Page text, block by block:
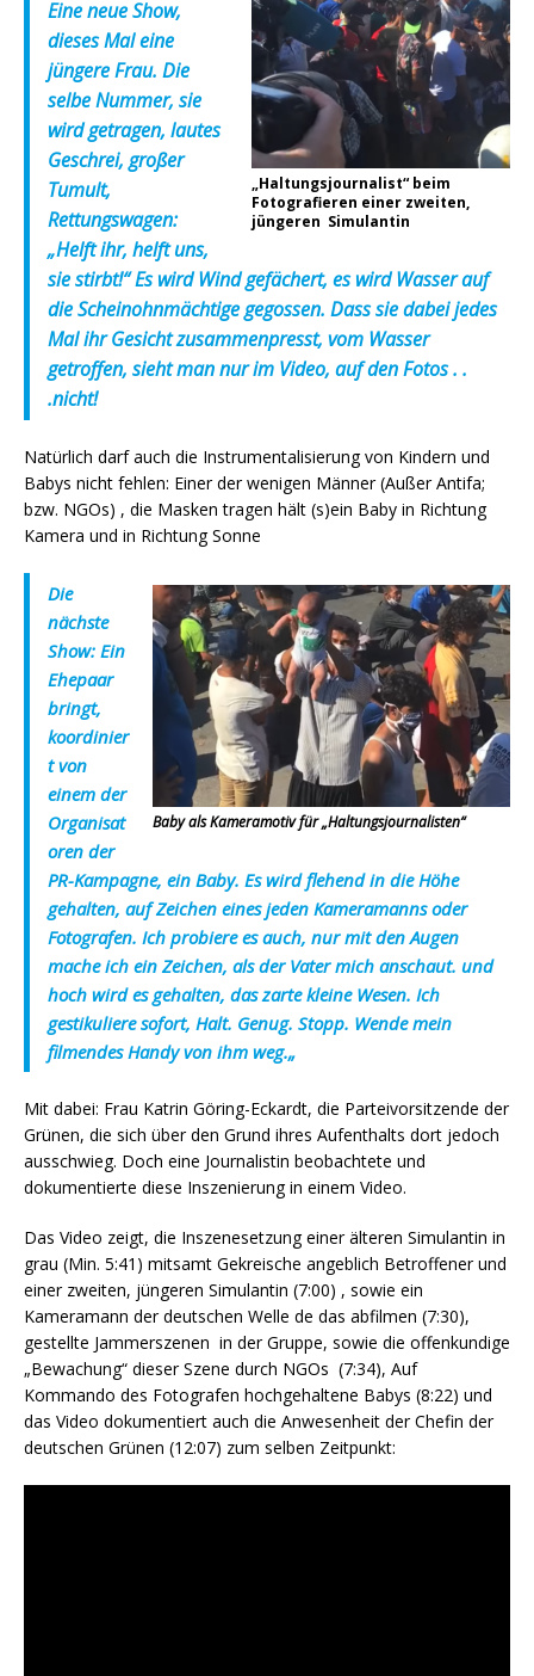
„Haltungsjournalist“ beim
Fotografieren einer zweiten,
jüngeren Simulantin
Eine neue Show,
dieses Mal eine
jüngere Frau. Die
selbe Nummer, sie
wird getragen, lautes
Geschrei, großer
Tumult,
Rettungswagen:
„Helft ihr, helft uns,
sie stirbt!“ Es wird Wind gefächert, es wird Wasser auf
die Scheinohnmächtige gegossen. Dass sie dabei jedes
Mal ihr Gesicht zusammenpresst, vom Wasser
getroffen, sieht man nur im Video, auf den Fotos . .
.nicht!
Natürlich darf auch die Instrumentalisierung von Kindern und
Babys nicht fehlen: Einer der wenigen Männer (Außer Antifa;
bzw. NGOs) , die Masken tragen hält (s)ein Baby in Richtung
Kamera und in Richtung Sonne
Baby als Kameramotiv für „Haltungsjournalisten“
Die
nächste
Show: Ein
Ehepaar
bringt,
koordinier
t von
einem der
Organisat
oren der
PR-Kampagne, ein Baby. Es wird flehend in die Höhe
gehalten, auf Zeichen eines jeden Kameramanns oder
Fotografen. Ich probiere es auch, nur mit den Augen
mache ich ein Zeichen, als der Vater mich anschaut. und
hoch wird es gehalten, das zarte kleine Wesen. Ich
gestikuliere sofort, Halt. Genug. Stopp. Wende mein
filmendes Handy von ihm weg.„
Mit dabei: Frau Katrin Göring-Eckardt, die Parteivorsitzende der
Grünen, die sich über den Grund ihres Aufenthalts dort jedoch
ausschwieg. Doch eine Journalistin beobachtete und
dokumentierte diese Inszenierung in einem Video.
Das Video zeigt, die Inszenesetzung einer älteren Simulantin in
grau (Min. 5:41) mitsamt Gekreische angeblich Betroffener und
einer zweiten, jüngeren Simulantin (7:00) , sowie ein
Kameramann der deutschen Welle de das abfilmen (7:30),
gestellte Jammerszenen in der Gruppe, sowie die offenkundige
„Bewachung“ dieser Szene durch NGOs (7:34), Auf
Kommando des Fotografen hochgehaltene Babys (8:22) und
das Video dokumentiert auch die Anwesenheit der Chefin der
deutschen Grünen (12:07) zum selben Zeitpunkt: